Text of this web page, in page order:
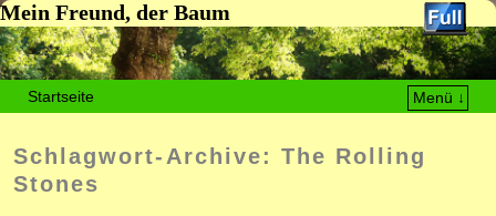
Mein Freund, der Baum
Startseite
Menü ↓
Schlagwort-Archive: The Rolling
Stones